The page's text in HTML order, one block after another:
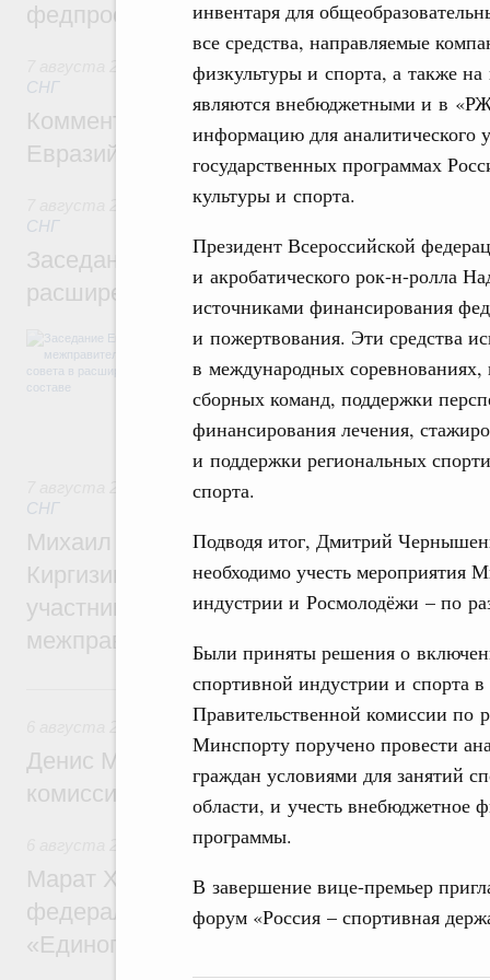
инвентаря для
все средства, направляемые
физкультуры и спорта, а также
являются внебюджетными и в
информацию для аналитического
государственных программах
культуры и спорта.
Президент Всероссийской
и акробатического рок-н-ролла
источниками финансирования
и пожертвования. Эти средства
в международных
сборных команд, поддержки
финансирования лечения,
и поддержки региональных
спорта.
Подводя итог, Дмитрий
необходимо учесть
индустрии и Росмолодёжи – по
Были приняты решения о
спортивной индустрии и спорта
Правительственной комиссии по
Минспорту поручено провести
граждан условиями для занятий
области, и учесть внебюджетное
программы.
В завершение вице-премьер
форум «Россия – спортивная
федпроекта «Профессионалитет»
Евразийский экономический союз.
СНГ
Комментарий Алексея Оверчука по
Евразийского межправительственного
Евразийский экономический союз.
СНГ
Заседание Евразийского
расширенном составе
В повестке заседания актуальные
регулирования и администрирования,
обеспечение продовольственной
железнодорожных перевозок,
рынка.
Евразийский экономический союз.
СНГ
Михаил Мишустин принял участие во
Киргизии Садыра Жапарова с главами
участников заседания Евразийского
межправительственного совета
6 августа, четверг
Общие вопросы промышленной политики
Денис Мантуров провёл заседание
комиссии по промышленности
Регулирование в сфере строительства
Марат Хуснуллин: Более 130
федерального значения построено под
«Единого заказчика»